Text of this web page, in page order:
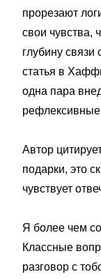
прорезают
свои чувства,
глубину
статья в
одна пара
Автор
подарки, это
чувствует
Я более чем
Классные
разговор с